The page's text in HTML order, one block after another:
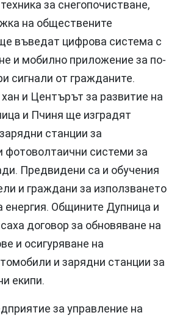
за снегопочистване,
на обществените
въведат цифрова система с
и мобилно приложение за по-
сигнали от гражданите.
и Центърът за развитие на
и Пчиня ще изградят
станции за
фотоволтаични системи за
Предвидени са и обучения
и граждани за използването
енергия. Общините Дупница и
договор за обновяване на
и осигуряване на
и зарядни станции за
екипи.
за управление на